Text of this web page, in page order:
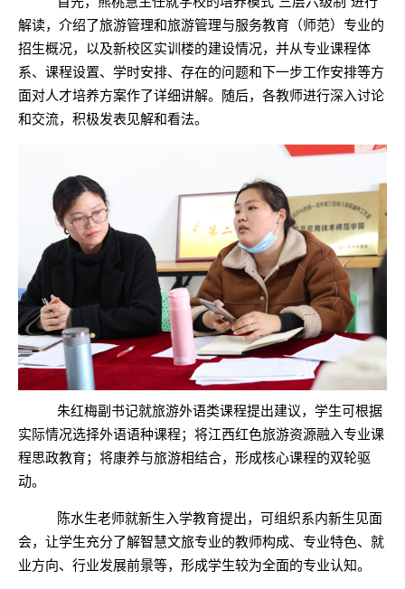
解读，介绍了旅游管理和旅游管理与服务教育（师范）专业的
招生概况，以及新校区实训楼的建设情况，并从专业课程体
系、课程设置、学时安排、存在的问题和下一步工作安排等方
面对人才培养方案作了详细讲解。随后，各教师进行深入讨论
和交流，积极发表见解和看法。
朱红梅副书记就旅游外语类课程提出建议，学生可根据
实际情况选择外语语种课程；将江西红色旅游资源融入专业课
程思政教育；将康养与旅游相结合，形成核心课程的双轮驱
动。
陈水生老师就新生入学教育提出，可组织系内新生见面
会，让学生充分了解智慧文旅专业的教师构成、专业特色、就
业方向、行业发展前景等，形成学生较为全面的专业认知。